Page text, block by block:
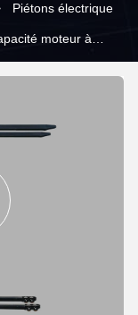
Piétons électrique
moteur à